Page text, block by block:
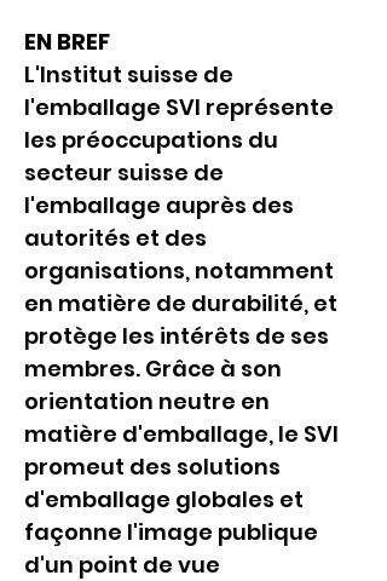
EN BREF
L'Institut suisse de
l'emballage SVI représente
les préoccupations du
secteur suisse de
l'emballage auprès des
autorités et des
organisations, notamment
en matière de durabilité, et
protège les intérêts de ses
membres. Grâce à son
orientation neutre en
matière d'emballage, le SVI
promeut des solutions
d'emballage globales et
façonne l'image publique
d'un point de vue